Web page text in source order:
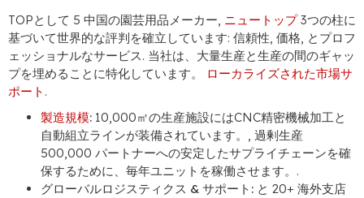
TOPとして 5 中国の園芸用品メーカー, ニュートップ3つの柱に
基づいて世界的な評判を確立しています: 信頼性, 価格, とプロフ
ェッショナルなサービス. 当社は、大量生産と生産の間のギャッ
プを埋めることに特化しています。
ローカライズされた市場サ
ポート .
製造規模: 10,000㎡の生産施設にはCNC精密機械加工と
自動組立ラインが装備されています。, 過剰生産
500,000 パートナーへの安定したサプライチェーンを確
保するために、毎年ユニットを稼働させます。.
グローバルロジスティクス & サポート: と 20+ 海外支店